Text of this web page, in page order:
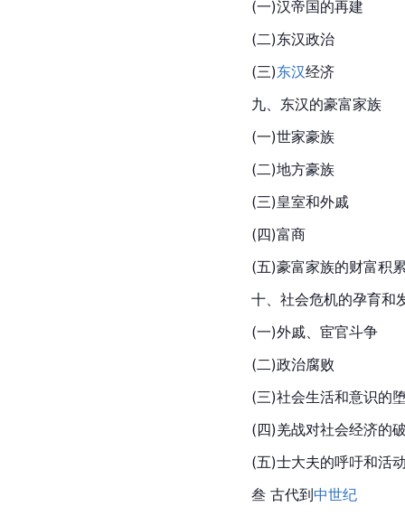
(一)汉帝国的再建
(二)东汉政治
(三)东汉经济
九、 东汉的豪富家族
(一)世家豪族
(二)地方豪族
(三)皇室和外戚
(四)富商
(五)豪富家族的财富积
十、社会危机的孕育和
(一)外戚、 宦官斗争
(二)政治腐败
(三)社会生活和意识的
(四)羌战对社会经济的
(五)士大夫的呼吁和活
叁 古代到中世纪